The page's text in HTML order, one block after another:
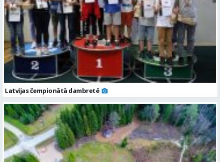
Latvijas čempionātā dambretē